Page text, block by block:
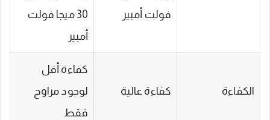
فولت أمبير
30 ميجا فولت
أمبير
الكفاءة كفاءة عالية
كفاءة أقل
لوجود مراوح
فقط